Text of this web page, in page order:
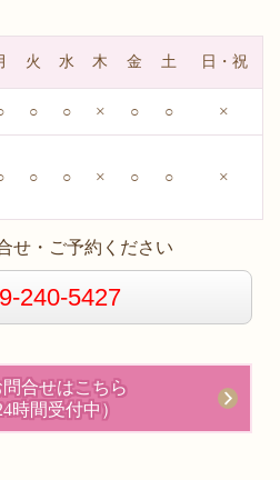
火 水 木 金 土 日・祝
○ ○ × ○ ○ ×
○ ○ × ○ ○ ×
せ・ご予約ください
240-5427
合せはこちら
時間受付中）